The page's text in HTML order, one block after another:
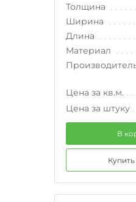
Толщина
Ширина
Длина
Материал
Цена за кв.м.
Цена за штуку
В
Купить